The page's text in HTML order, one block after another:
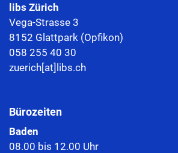
libs Zürich
Vega-Strasse 3
8152 Glattpark (Opfikon)
058 255 40 30
zuerich[at]libs.ch
Bürozeiten
Baden
08.00 bis 12.00 Uhr